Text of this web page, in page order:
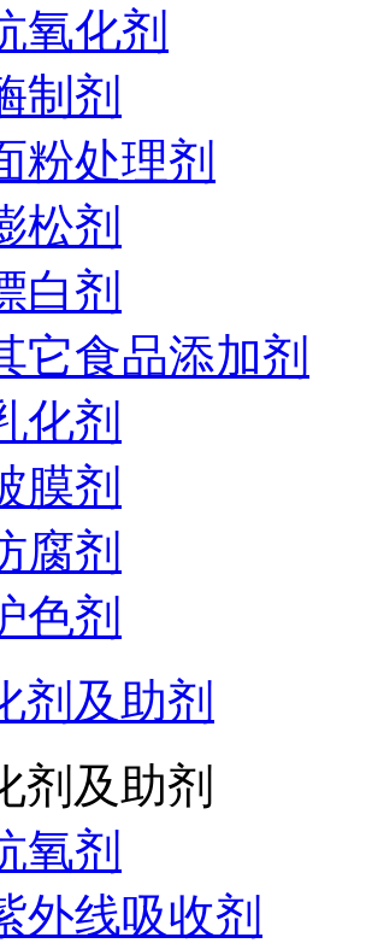
氧化剂
制剂
粉处理剂
松剂
白剂
它食品添加剂
化剂
膜剂
腐剂
色剂
剂及助剂
剂及助剂
氧剂
外线吸收剂